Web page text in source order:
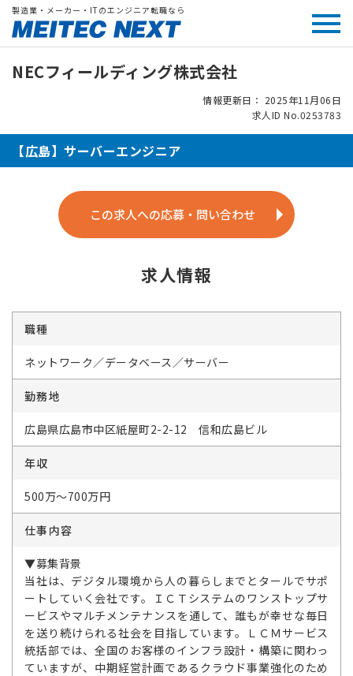
製造業・メーカー・ITのエンジニア転職なら
NECフィールディング株式会社
情報更新日： 2025年11月06日
求人ID No.0253783
【広島】サーバーエンジニア
この求人への応募・問い合わせ
求人情報
職種
ネットワーク／データベース／サーバー
勤務地
広島県広島市中区紙屋町2-2-12 信和広島ビル
年収
500万～700万円
仕事内容
▼募集背景
当社は、デジタル環境から人の暮らしまでとタールでサポ
ートしていく会社です。ＩＣＴシステムのワンストップサ
ービスやマルチメンテナンスを通して、誰もが幸せな毎日
を送り続けられる社会を目指しています。ＬＣＭサービス
統括部では、全国のお客様のインフラ設計・構築に関わっ
ていますが、中期経営計画であるクラウド事業強化のため